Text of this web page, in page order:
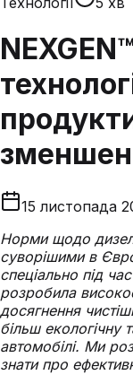
15 листопада
Норми щодо
суворішими в
спеціально під
розробила
досягнення
більш екологічну
автомобілі. Ми
знати про